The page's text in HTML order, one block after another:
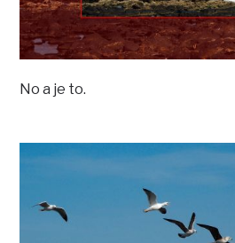
No a je to.